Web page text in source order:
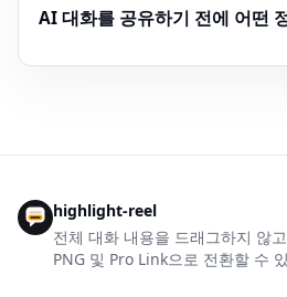
AI 대화를 공유하기 전에 어떤
highlight-reel
전체 대화 내용을 드래그하지 않
PNG 및 Pro Link으로 전환할 수